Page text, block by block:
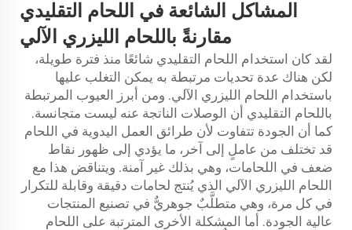
المشاكل الشائعة في اللحام التقليدي
مقارنةً باللحام الليزري الآلي
لقد كان استخدام اللحام التقليدي شائعًا منذ فترة طويلة،
لكن هناك عدة تحديات مرتبطة به يمكن التغلب عليها
باستخدام اللحام الليزري الآلي. ومن أبرز العيوب المرتبطة
باللحام التقليدي أن الوصلات الناتجة عنه ليست متجانسة.
كما أن الجودة تتفاوت لأن طرائق العمل اليدوية في اللحام
قد تختلف من عاملٍ إلى آخر، ما يؤدي إلى ظهور نقاط
ضعف في اللحامات، وهي بذلك غير آمنة. ويتناقض هذا مع
اللحام الليزري الآلي الذي يُنتج لحامات دقيقة وقابلة للتكرار
في كل مرة، وهي متطلَّبٌ جوهريٌّ في تصنيع المنتجات
عالية الجودة. أما المشكلة الأخرى المترتبة على اللحام